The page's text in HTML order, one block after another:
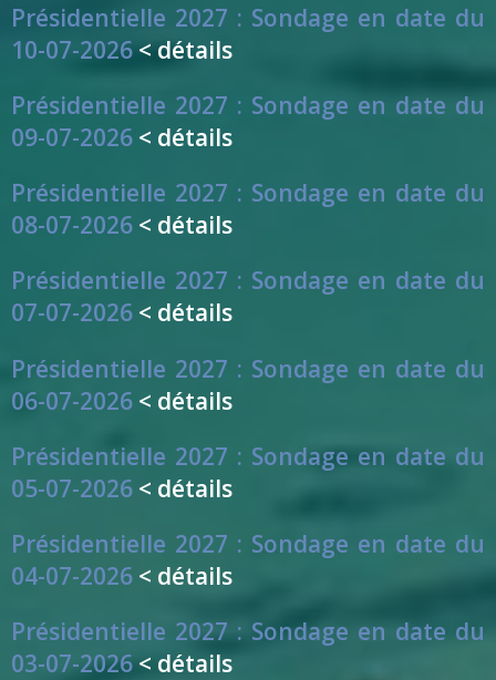
Présidentielle 2027 : Sondage en date du
10-07-2026 < détails
Présidentielle 2027 : Sondage en date du
09-07-2026 < détails
Présidentielle 2027 : Sondage en date du
08-07-2026 < détails
Présidentielle 2027 : Sondage en date du
07-07-2026 < détails
Présidentielle 2027 : Sondage en date du
06-07-2026 < détails
Présidentielle 2027 : Sondage en date du
05-07-2026 < détails
Présidentielle 2027 : Sondage en date du
04-07-2026 < détails
Présidentielle 2027 : Sondage en date du
03-07-2026 < détails